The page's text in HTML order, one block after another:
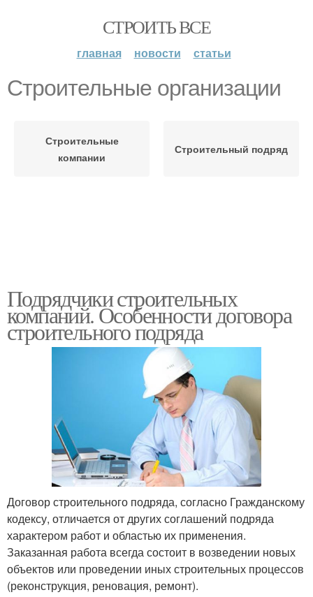
СТРОИТЬ ВСЕ
главная новости статьи
Строительные организации
Строительные
компании
Строительный подряд
Подрядчики строительных
компаний. Особенности договора
строительного подряда
Договор строительного подряда, согласно Гражданскому
кодексу, отличается от других соглашений подряда
характером работ и областью их применения.
Заказанная работа всегда состоит в возведении новых
объектов или проведении иных строительных процессов
(реконструкция, реновация, ремонт).